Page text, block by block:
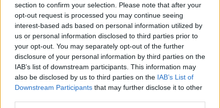
section to confirm your selection. Please note that after your
opt-out request is processed you may continue seeing
interest-based ads based on personal information utilized by
us or personal information disclosed to third parties prior to
your opt-out. You may separately opt-out of the further
disclosure of your personal information by third parties on the
IAB’s list of downstream participants. This information may
also be disclosed by us to third parties on the IAB’s List of
Downstream Participants that may further disclose it to other
11/03/2026
Από την Περούτζια του 2000
στο σήμερα: Tο τρίτο
ευρωπαϊκό ραντεβού του
Παναθηναϊκού με την
ιστορία
ΗΛΙΑΣ ΠΑΠΑΪΩΑΝΝΟΥ
08/03/2026